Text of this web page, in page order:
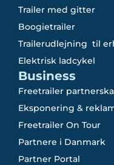
Trailer med gitter
Boogietrailer
Trailerudlejning til
Elektrisk ladcykel
Business
Freetrailer
Eksponering &
Freetrailer On Tour
Partnere i Danmark
Partner Portal